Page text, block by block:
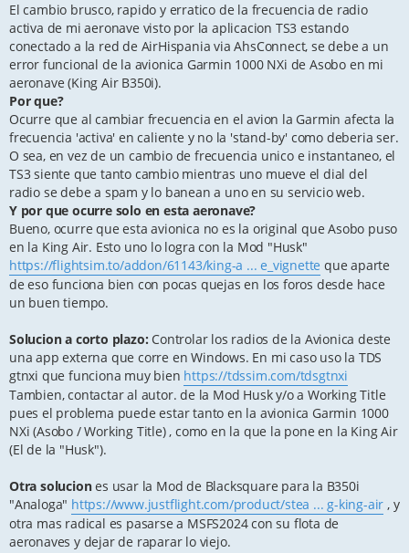
El cambio brusco, rapido y erratico de la frecuencia de radio
activa de mi aeronave visto por la aplicacion TS3 estando
conectado a la red de AirHispania via AhsConnect, se debe a un
error funcional de la avionica Garmin 1000 NXi de Asobo en mi
aeronave (King Air B350i).
Por que?
Ocurre que al cambiar frecuencia en el avion la Garmin afecta la
frecuencia 'activa' en caliente y no la 'stand-by' como deberia ser.
O sea, en vez de un cambio de frecuencia unico e instantaneo, el
TS3 siente que tanto cambio mientras uno mueve el dial del
radio se debe a spam y lo banean a uno en su servicio web.
Y por que ocurre solo en esta aeronave?
Bueno, ocurre que esta avionica no es la original que Asobo puso
en la King Air. Esto uno lo logra con la Mod "Husk"
https://flightsim.to/addon/61143/king-a ... e_vignette que aparte
de eso funciona bien con pocas quejas en los foros desde hace
un buen tiempo.
Solucion a corto plazo: Controlar los radios de la Avionica deste
una app externa que corre en Windows. En mi caso uso la TDS
gtnxi que funciona muy bien https://tdssim.com/tdsgtnxi
Tambien, contactar al autor. de la Mod Husk y/o a Working Title
pues el problema puede estar tanto en la avionica Garmin 1000
NXi (Asobo / Working Title) , como en la que la pone en la King Air
(El de la "Husk").
Otra soluciones usar la Mod de Blacksquare para la B350i
"Analoga" https://www.justflight.com/product/stea ... g-king-air , y
otra mas radical es pasarse a MSFS2024 con su flota de
aeronaves y dejar de raparar lo viejo.